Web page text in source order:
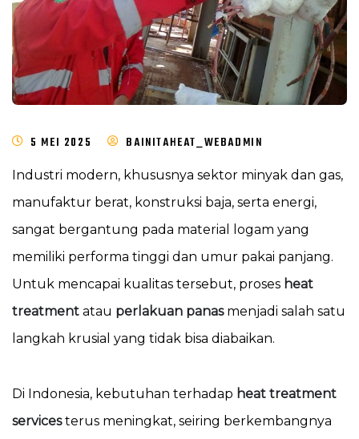
5 MEI 2025 BAINITAHEAT_WEBADMIN
Industri modern, khususnya sektor minyak dan gas,
manufaktur berat, konstruksi baja, serta energi,
sangat bergantung pada material logam yang
memiliki performa tinggi dan umur pakai panjang.
Untuk mencapai kualitas tersebut, proses heat
treatment atau perlakuan panasmenjadi salah satu
langkah krusial yang tidak bisa diabaikan.
Di Indonesia, kebutuhan terhadap heat treatment
servicesterus meningkat, seiring berkembangnya